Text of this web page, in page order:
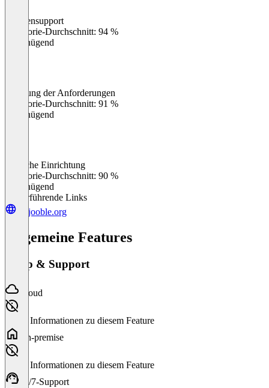
Kundensupport
Kategorie-Durchschnitt: 94 %
Ungenügend
Erfüllung der Anforderungen
Kategorie-Durchschnitt: 91 %
Ungenügend
Einfache Einrichtung
Kategorie-Durchschnitt: 90 %
Ungenügend
Weiterführende Links
de.jooble.org
Allgemeine Features
Setup & Support
Cloud
Keine Informationen zu diesem Feature
On-premise
Keine Informationen zu diesem Feature
24/7-Support